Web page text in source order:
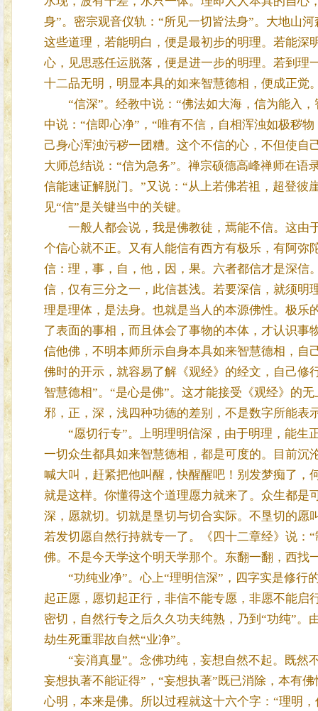
身”。密宗观音仪轨：“所见一切皆法身”。大地山
这些道理，若能明白，便是最初步的明理。若能深
心，见思惑任运脱落，便是进一步的明理。若到理
十二品无明，明显本具的如来智慧德相，便成正觉
“信深”。经教中说：“佛法如大海，信为能入，
中说：“信即心净”，“唯有不信，自相浑浊如极秽
己身心浑浊污秽一团糟。这个不信的心，不但使自
大师总结说：“信为急务”。禅宗硕德高峰禅师在
信能速证解脱门。”又说：“从上若佛若祖，超登
见“信”是关键当中的关键。
一般人都会说，我是佛教徒，焉能不信。这由
个信心就不正。又有人能信有西方有极乐，有阿弥
信：理，事，自，他，因，果。六者都信才是深信
信，仅有三分之一，此信甚浅。若要深信，就须明
理是理体，是法身。也就是当人的本源佛性。极乐
了表面的事相，而且体会了事物的本体，才认识
信他佛，不明本师所示自身本具如来智慧德相，自
佛时的开示，就容易了解《观经》的经文，自己修
智慧德相”。“是心是佛”。这才能接受《观经》的
邪，正，深，浅四种功德的差别，不是数字所能表
“愿切行专”。上明理明信深，由于明理，能生
一切众生都具如来智慧德相，都是可度的。目前沉
喊大叫，赶紧把他叫醒，快醒醒吧！别发梦痴了，
就是这样。你懂得这个道理愿力就来了。众生都是
深，愿就切。切就是垦切与切合实际。不垦切的愿
若发切愿自然行持就专一了。《四十二章经》说：
佛。不是今天学这个明天学那个。东翻一翻，西找
“功纯业净”。心上“理明信深”，四字实是修行
起正愿，愿切起正行，非信不能专愿，非愿不能
密切，自然行专之后久久功夫纯熟，乃到“功纯”
劫生死重罪故自然“业净”。
“妄消真显”。念佛功纯，妄想自然不起。既然
妄想执著不能证得”，“妄想执著”既已消除，本有
心明，本来是佛。所以过程就这十六个字：“理明